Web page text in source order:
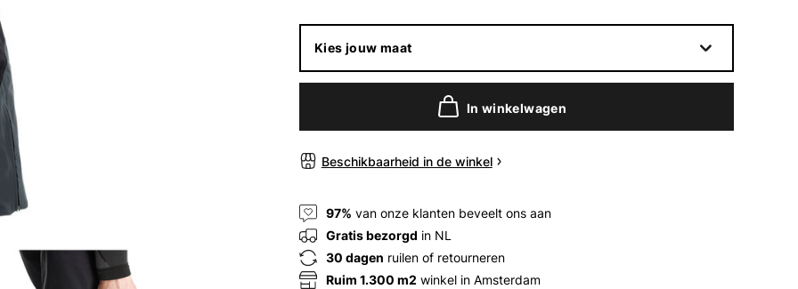
Kies jouw maat
In winkelwagen
Beschikbaarheid in de winkel
97% van onze klanten beveelt ons aan
Gratis bezorgd in NL
30 dagen ruilen of retourneren
Ruim 1.300 m2 winkel in Amsterdam